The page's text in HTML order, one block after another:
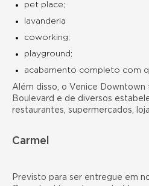
pet place;
lavanderia
coworking;
playground;
acabamento completo com
Além disso, o Venice Downtown
Boulevard e de diversos
restaurantes, supermercados,
Carmel
Previsto para ser entregue em